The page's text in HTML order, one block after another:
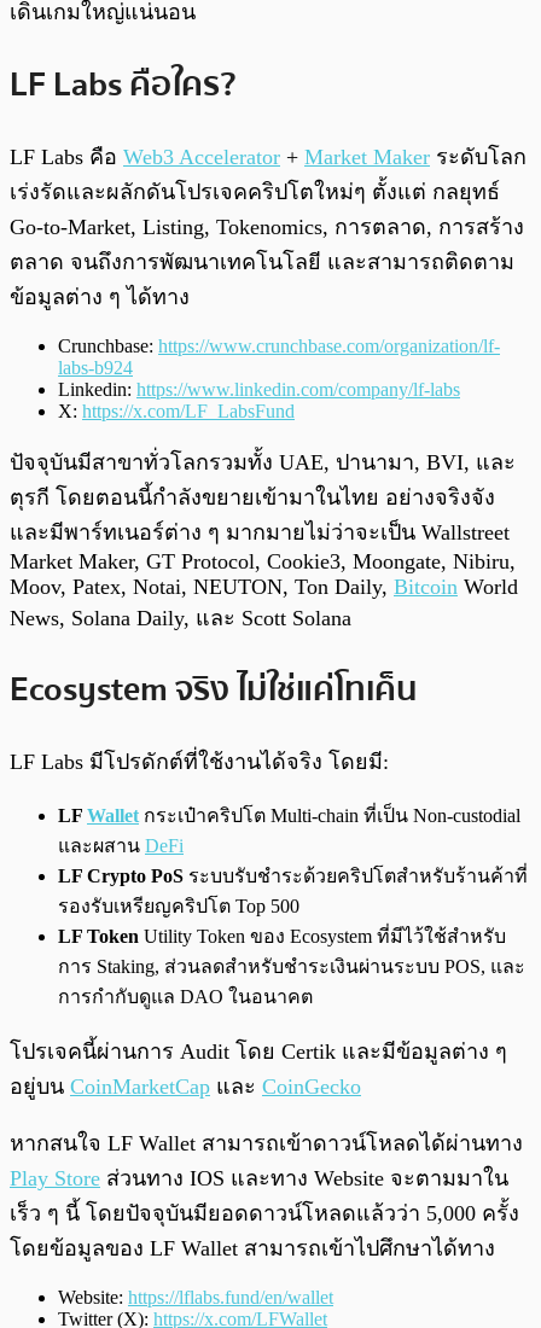
เดินเกมใหญ่แน่นอน
LF Labs คือใคร?
LF Labs คือ Web3 Accelerator + Market Maker ระดับโลก
เร่งรัดและผลักดันโปรเจคคริปโตใหม่ๆ ตั้งแต่ กลยุทธ์
Go-to-Market, Listing, Tokenomics, การตลาด, การสร้าง
ตลาด จนถึงการพัฒนาเทคโนโลยี และสามารถติดตาม
ข้อมูลต่าง ๆ ได้ทาง
Crunchbase: https://www.crunchbase.com/organization/lf-
labs-b924
Linkedin: https://www.linkedin.com/company/lf-labs
X: https://x.com/LF_LabsFund
ปัจจุบันมีสาขาทั่วโลกรวมทั้ง UAE, ปานามา, BVI, และ
ตุรกี โดยตอนนี้กำลังขยายเข้ามาในไทย อย่างจริงจัง
และมีพาร์ทเนอร์ต่าง ๆ มากมายไม่ว่าจะเป็น Wallstreet
Market Maker, GT Protocol, Cookie3, Moongate, Nibiru,
Moov, Patex, Notai, NEUTON, Ton Daily, Bitcoin World
News, Solana Daily, และ Scott Solana
Ecosystem จริง ไม่ใช่แค่โทเค็น
LF Labs มีโปรดักต์ที่ใช้งานได้จริง โดยมี:
LF Wallet กระเป๋าคริปโต Multi-chain ที่เป็น Non-custodial
และผสาน DeFi
LF Crypto PoS ระบบรับชำระด้วยคริปโตสำหรับร้านค้าที่
รองรับเหรียญคริปโต Top 500
LF Token Utility Token ของ Ecosystem ที่มีไว้ใช้สำหรับ
การ Staking, ส่วนลดสำหรับชำระเงินผ่านระบบ POS, และ
การกำกับดูแล DAO ในอนาคต
โปรเจคนี้ผ่านการ Audit โดย Certik และมีข้อมูลต่าง ๆ
อยู่บน CoinMarketCap และ CoinGecko
หากสนใจ LF Wallet สามารถเข้าดาวน์โหลดได้ผ่านทาง
Play Store ส่วนทาง IOS และทาง Website จะตามมาใน
เร็ว ๆ นี้ โดยปัจจุบันมียอดดาวน์โหลดแล้วว่า 5,000 ครั้ง
โดยข้อมูลของ LF Wallet สามารถเข้าไปศึกษาได้ทาง
Website: https://lflabs.fund/en/wallet
Twitter (X): https://x.com/LFWallet